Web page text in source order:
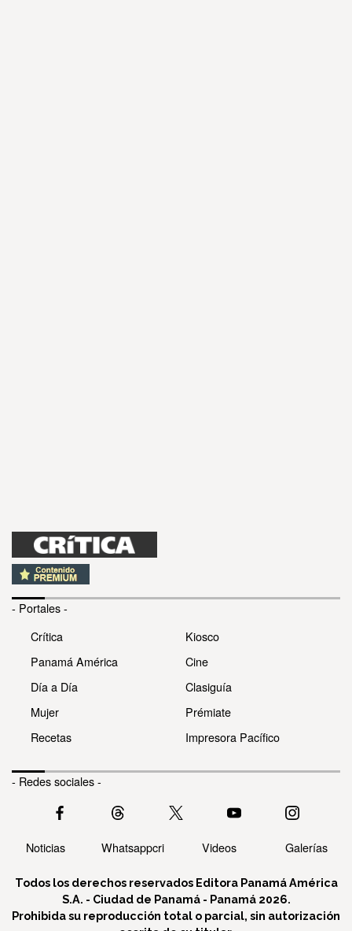
- Portales -
Crítica
Panamá América
Día a Día
Mujer
Recetas
Kiosco
Cine
Clasiguía
Prémiate
Impresora Pacífico
- Redes sociales -
Noticias Whatsappcri Videos Galerías
Todos los derechos reservados Editora Panamá América
S.A. - Ciudad de Panamá - Panamá 2026.
Prohibida su reproducción total o parcial, sin autorización